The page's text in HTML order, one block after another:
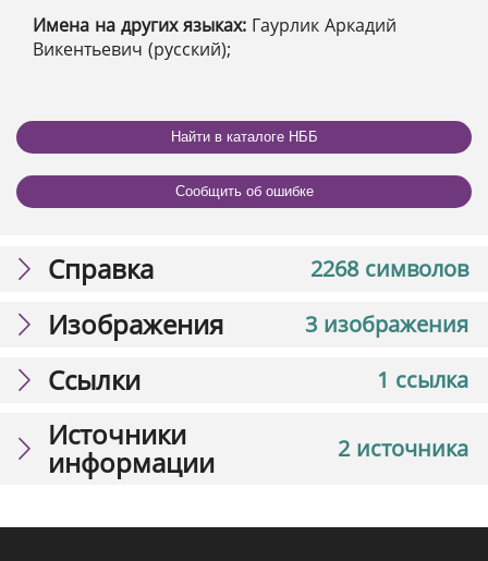
Имена на других языках: Гаурлик Аркадий
Викентьевич (русский);
Найти в каталоге НББ
Сообщить об ошибке
2268 символов
Справка
3 изображения
Изображения
1 ссылка
Ссылки
2 источника
Источники
информации